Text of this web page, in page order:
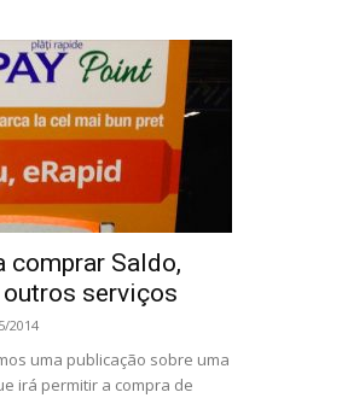
comprar Saldo,
serviços
2014
uma publicação sobre uma
irá permitir a compra de